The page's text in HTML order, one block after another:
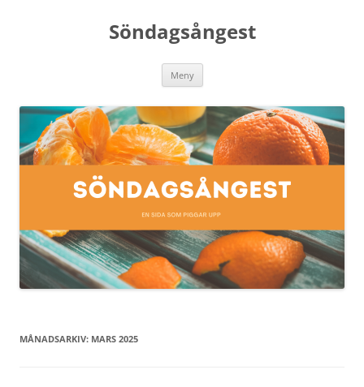
Söndagsångest
Meny Hoppa
innehåll
MÅNADSARKIV: MARS 2025